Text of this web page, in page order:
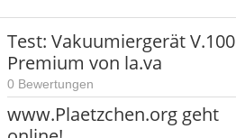
Test: Vakuumiergerät V.100
Premium von la.va
0 Bewertungen
www.Plaetzchen.org geht